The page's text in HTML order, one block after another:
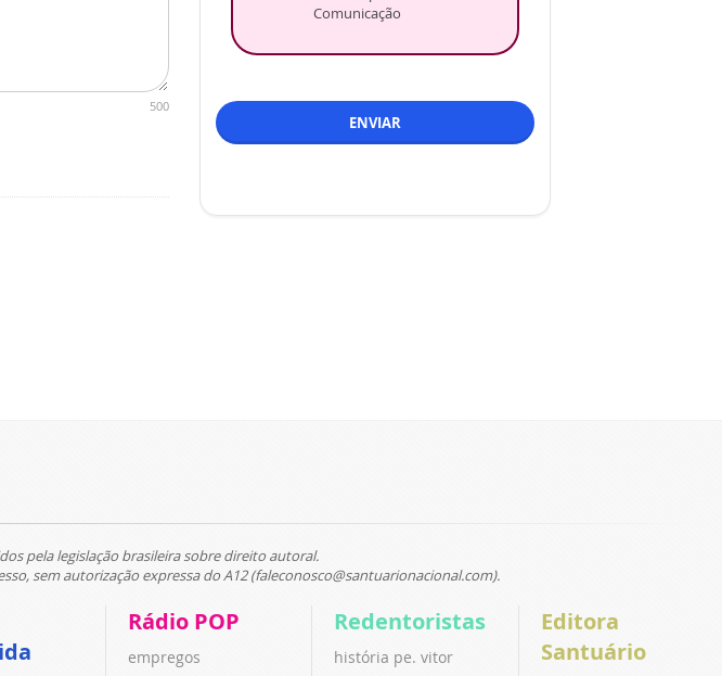
500
Comunicação
ENVIAR
pela legislação brasileira sobre direito autoral.
sem autorização expressa do A12 (faleconosco@santuarionacional.com).
Rádio POP
empregos
Redentoristas
história pe. vitor
Editora
Santuário